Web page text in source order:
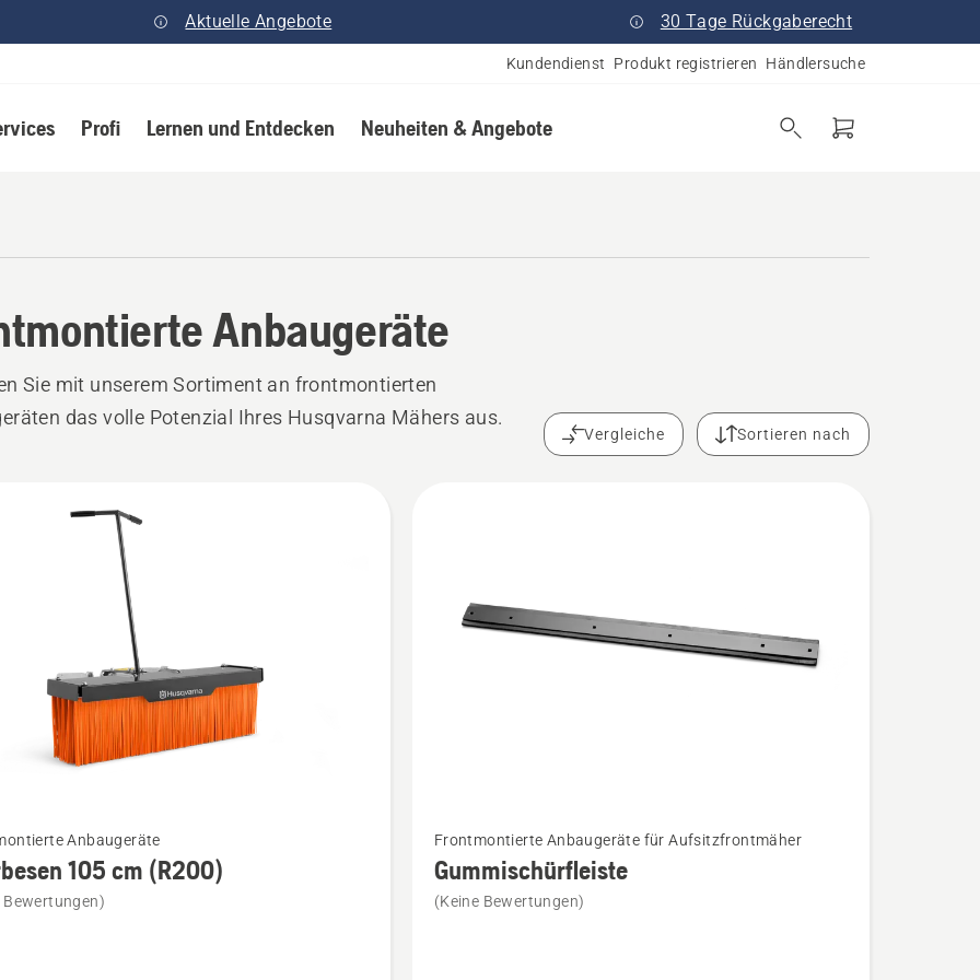
Aktuelle Angebote 30 Tage Rückgaberecht
Kundendienst Produkt registrieren Händlersuche
Profi Lernen und Entdecken Neuheiten & Angebote
Anbaugeräte
Sie mit unserem Sortiment an frontmontierten
das volle Potenzial Ihres Husqvarna Mähers aus.
Vergleiche Sortieren nach
Anbaugeräte
105 cm (R200)
Bewertungen)
Details
Gummischürfleiste
Frontmontierte Anbaugeräte für Aufsitzfrontmäher
Gummischürfleiste
(Keine Bewertungen)